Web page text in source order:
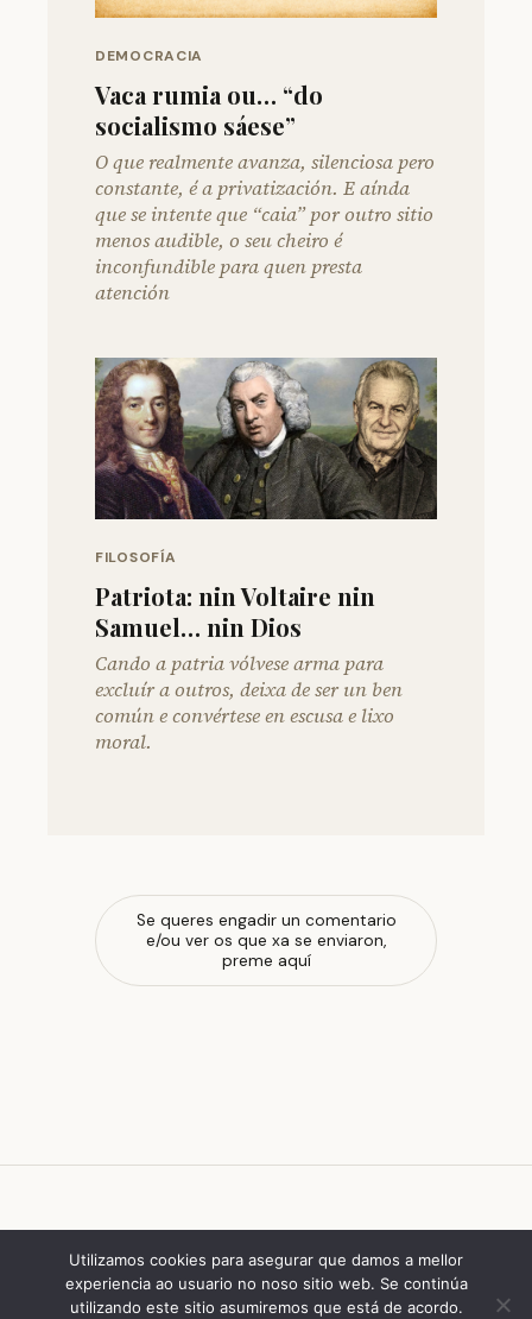
DEMOCRACIA
Vaca rumia ou… “do
socialismo sáese”
O que realmente avanza, silenciosa pero
constante, é a privatización. E aínda
que se intente que “caia” por outro sitio
menos audible, o seu cheiro é
inconfundible para quen presta
atención
FILOSOFÍA
Patriota: nin Voltaire nin
Samuel… nin Dios
Cando a patria vólvese arma para
excluír a outros, deixa de ser un ben
común e convértese en escusa e lixo
moral.
Se queres engadir un comentario
e/ou ver os que xa se enviaron,
preme aquí
escola de ferrado
© 2026 escola de ferrado
Utilizamos cookies para asegurar que damos a mellor
experiencia ao usuario no noso sitio web. Se continúa
utilizando este sitio asumiremos que está de acordo.